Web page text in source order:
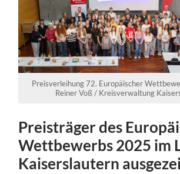
Preisverleihung 72. Europäischer
Reiner Voß / Kreisverwaltung
Preisträger des
Wettbewerbs 2025 im
Kaiserslautern